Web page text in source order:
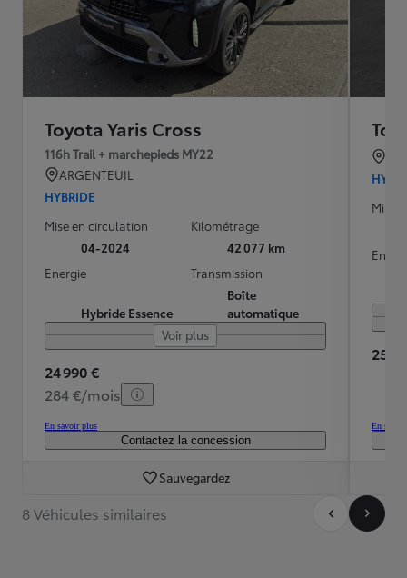
Toyota Yaris Cross
116h Trail + marchepieds MY22
ARGENTEUIL
HYBRIDE
Mise en circulation
04-2024
Kilométrage
42 077 km
Energie
Hybride Essence
Transmission
Boîte
automatique
Voir plus
24 990 €
284 €/mois
En savoir plus
Contactez la concession
Sauvegardez
Mise
25
En
8 Véhicules similaires